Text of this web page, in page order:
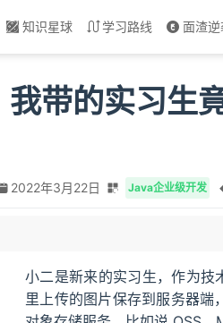
知识星球 学习路线 面渣逆
我带的实习生
2022年3月22日 Java企业级开发
进行自动转链
小二是新来的实习生，作为
里上传的图片保存到服务器端